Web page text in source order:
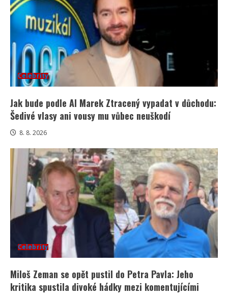
Celebrity
Jak bude podle AI Marek Ztracený vypadat v důchodu:
Šedivé vlasy ani vousy mu vůbec neuškodí
8. 8. 2026
Celebrity
Miloš Zeman se opět pustil do Petra Pavla: Jeho
kritika spustila divoké hádky mezi komentujícími